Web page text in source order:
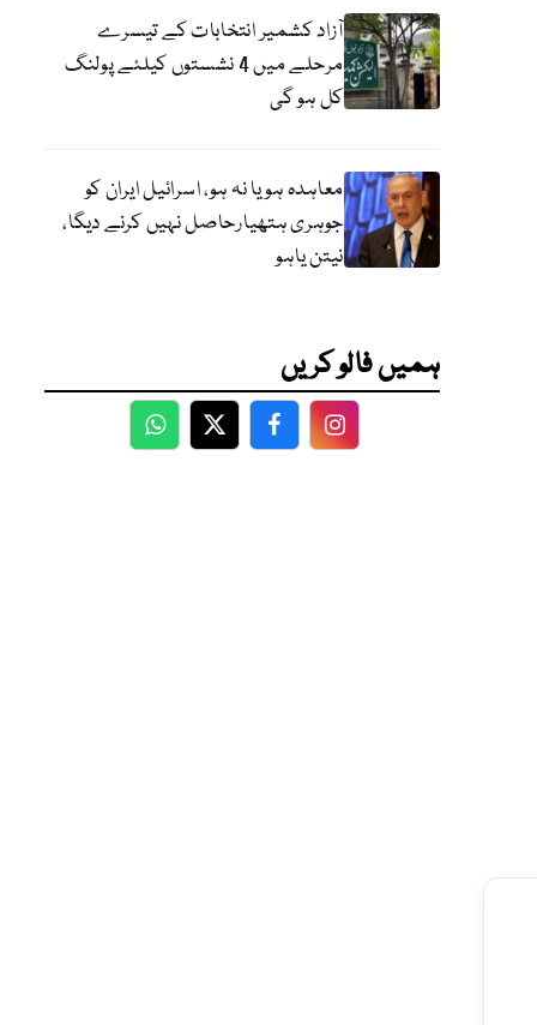
آزاد کشمیر انتخابات کے تیسرے
مرحلے میں 4 نشستوں کیلئے پولنگ
کل ہو گی
معاہدہ ہو یا نہ ہو، اسرائیل ایران کو
جوہری ہتھیارحاصل نہیں کرنے دیگا،
نیتن یاہو
ہمیں فالو کریں
WhatsApp
TwitterFacebookFacebook